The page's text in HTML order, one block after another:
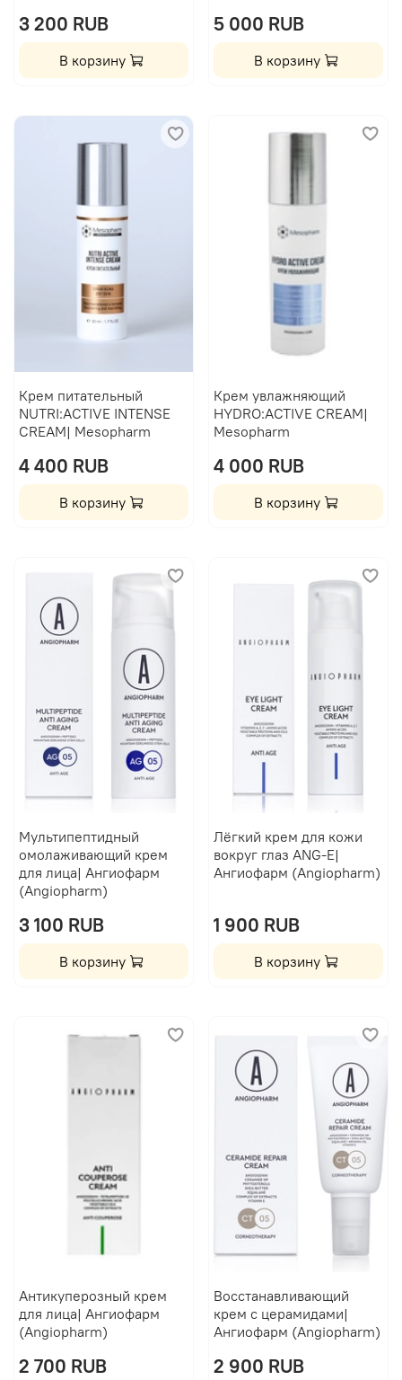
3 200 RUB
В корзину
5 000 RUB
В корзину
Крем питательный
NUTRI:ACTIVE INTENSE
CREAM| Mesopharm
4 400 RUB
В корзину
Крем увлажняющий
HYDRO:ACTIVE CREAM|
Mesopharm
4 000 RUB
В корзину
Мультипептидный
омолаживающий крем
для лица| Ангиофарм
(Angiopharm)
3 100 RUB
В корзину
Лёгкий крем для кожи
вокруг глаз ANG-E|
Ангиофарм (Angiopharm)
1 900 RUB
В корзину
Антикуперозный крем
для лица| Ангиофарм
(Angiopharm)
2 700 RUB
Восстанавливающий
крем с церамидами|
Ангиофарм (Angiopharm)
2 900 RUB